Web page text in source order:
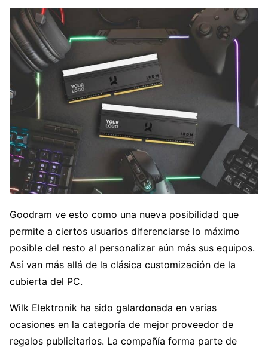
Goodram ve esto como una nueva posibilidad que
permite a ciertos usuarios diferenciarse lo máximo
posible del resto al personalizar aún más sus equipos.
Así van más allá de la clásica customización de la
cubierta del PC.
Wilk Elektronik ha sido galardonada en varias
ocasiones en la categoría de mejor proveedor de
regalos publicitarios. La compañía forma parte de